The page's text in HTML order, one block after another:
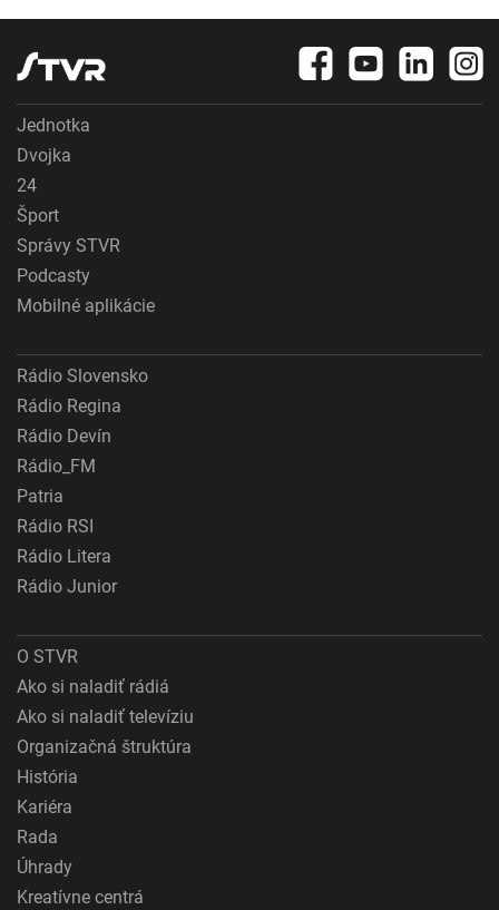
Jednotka
Dvojka
24
Šport
Správy STVR
Podcasty
Mobilné aplikácie
Rádio Slovensko
Rádio Regina
Rádio Devín
Rádio_FM
Patria
Rádio RSI
Rádio Litera
Rádio Junior
O STVR
Ako si naladiť rádiá
Ako si naladiť televíziu
Organizačná štruktúra
História
Kariéra
Rada
Úhrady
Kreatívne centrá